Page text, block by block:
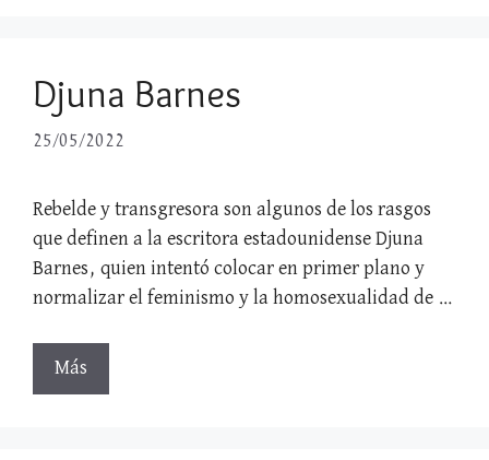
Djuna Barnes
25/05/2022
Rebelde y transgresora son algunos de los rasgos
que definen a la escritora estadounidense Djuna
Barnes, quien intentó colocar en primer plano y
normalizar el feminismo y la homosexualidad de …
Más